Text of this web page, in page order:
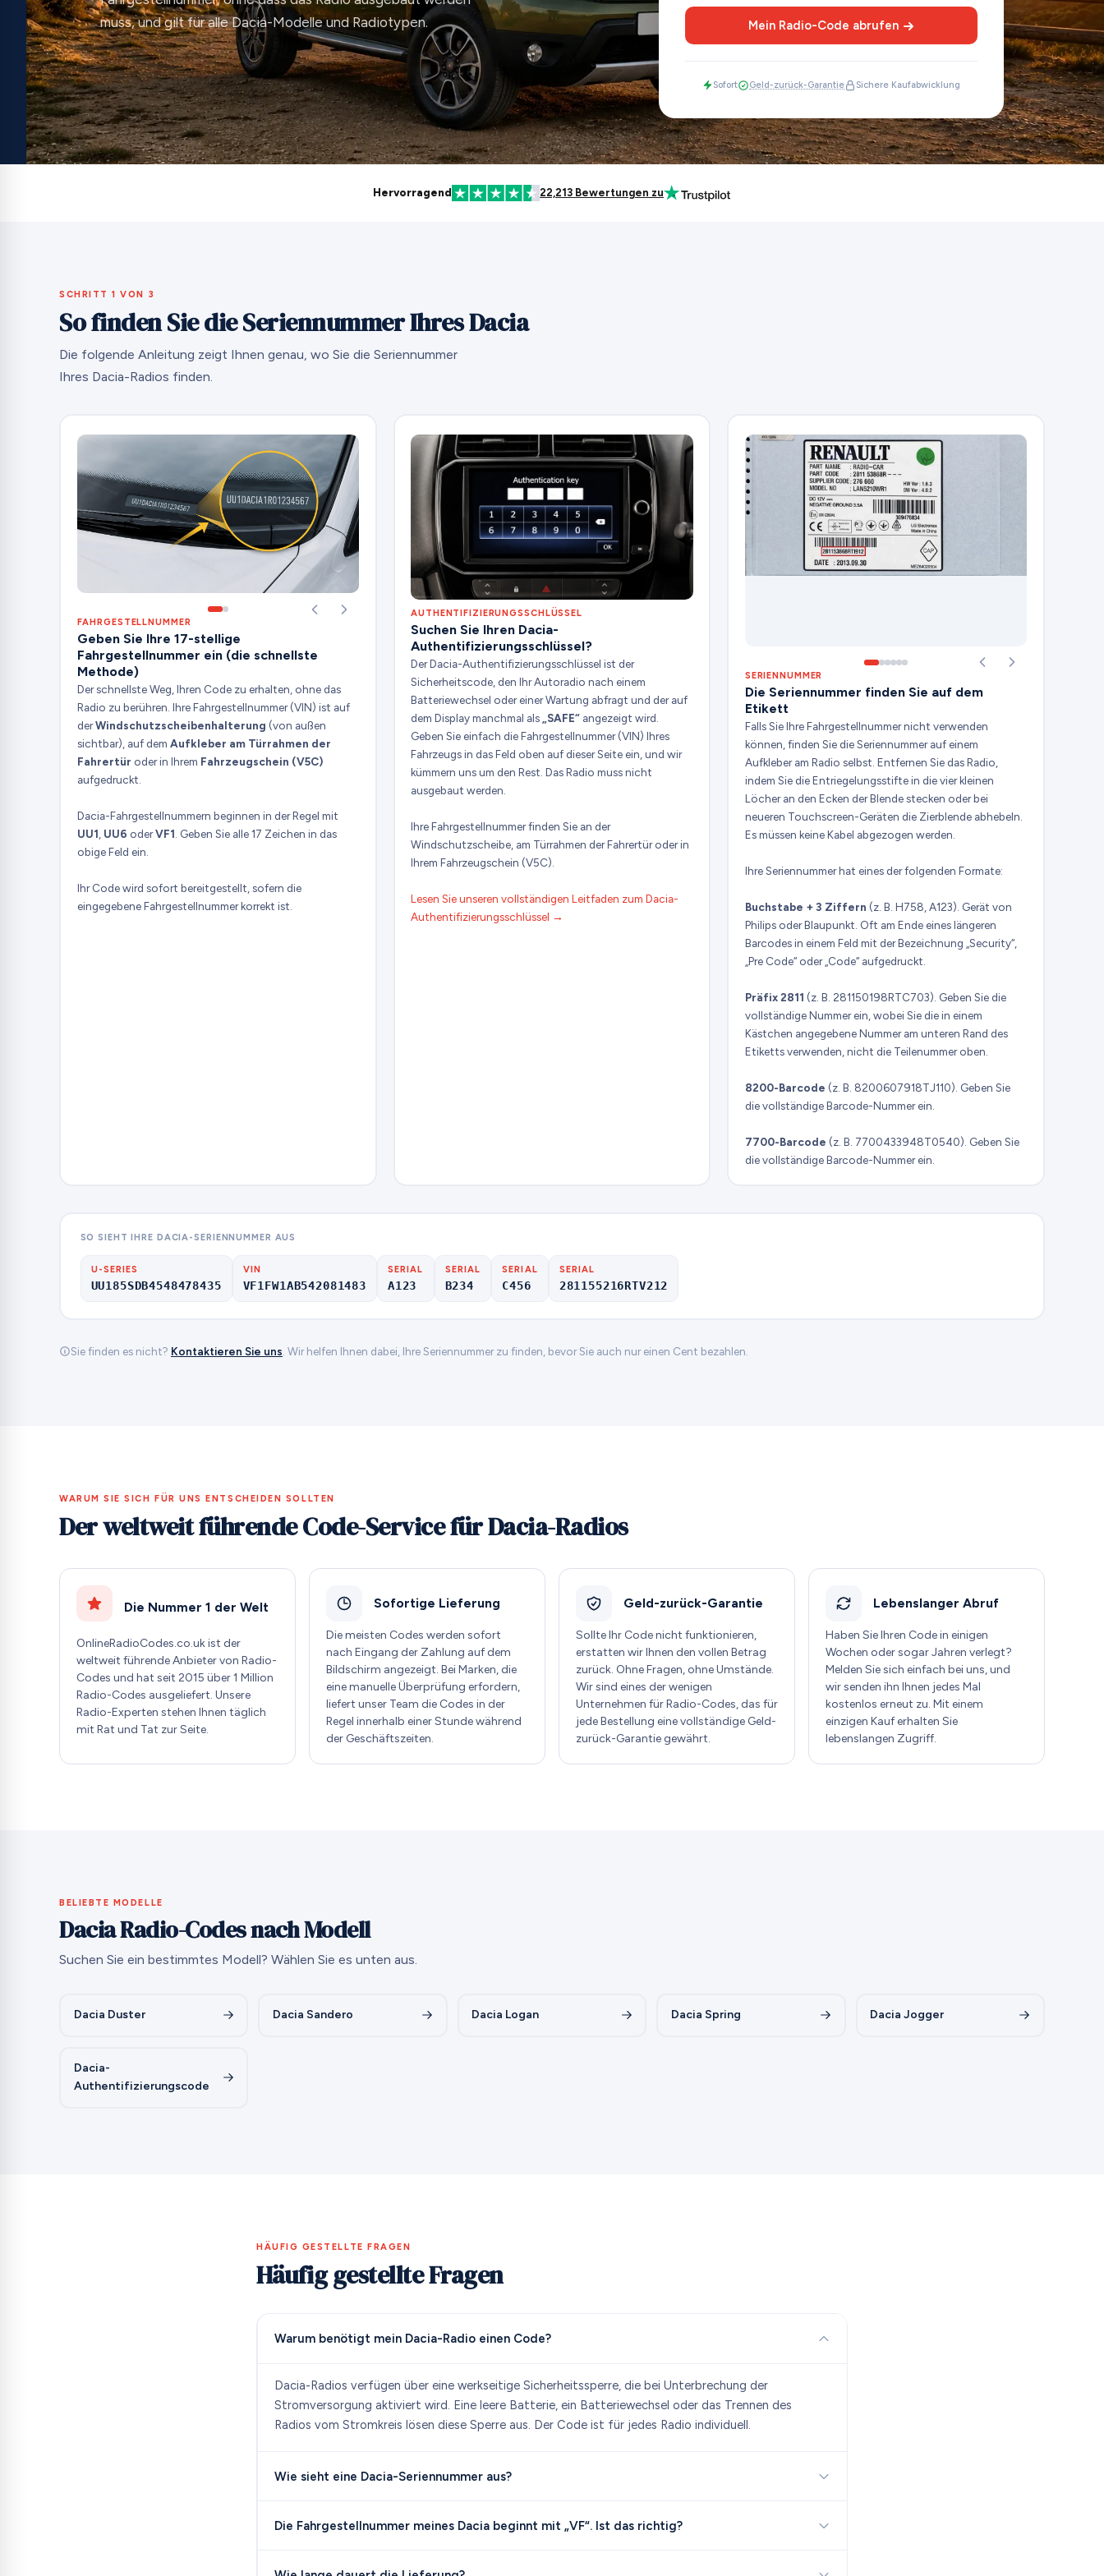
muss, und gilt für alle Dacia-Modelle und Radiotypen.
Mein Radio-Code abrufen
Sofort Geld-zurück-Garantie Sichere Kaufabwicklung
Hervorragend 22,213 Bewertungen zu
SCHRITT 1 VON 3
So finden Sie die Seriennummer Ihres Dacia
Die folgende Anleitung zeigt Ihnen genau, wo Sie die Seriennummer
Ihres Dacia-Radios finden.
FAHRGESTELLNUMMER
Geben Sie Ihre 17-stellige
Fahrgestellnummer ein (die schnellste
Methode)
Der schnellste Weg, Ihren Code zu erhalten, ohne das
Radio zu berühren. Ihre Fahrgestellnummer (VIN) ist auf
derWindschutzscheibenhalterung (von außen
sichtbar), auf dem Aufkleber am Türrahmen der
Fahrertür oder in Ihrem Fahrzeugschein (V5C)
aufgedruckt.
Dacia-Fahrgestellnummern beginnen in der Regel mit
UU1, UU6 oderVF1. Geben Sie alle 17 Zeichen in das
obige Feld ein.
Ihr Code wird sofort bereitgestellt, sofern die
eingegebene Fahrgestellnummer korrekt ist.
AUTHENTIFIZIERUNGSSCHLÜSSEL
Suchen Sie Ihren Dacia-
Authentifizierungsschlüssel?
Der Dacia-Authentifizierungsschlüssel ist der
Sicherheitscode, den Ihr Autoradio nach einem
Batteriewechsel oder einer Wartung abfragt und der auf
dem Display manchmal als
„SAFE“ angezeigt wird.
Geben Sie einfach die Fahrgestellnummer (VIN) Ihres
Fahrzeugs in das Feld oben auf dieser Seite ein, und wir
kümmern uns um den Rest. Das Radio muss nicht
ausgebaut werden.
Ihre Fahrgestellnummer finden Sie an der
Windschutzscheibe, am Türrahmen der Fahrertür oder in
Ihrem Fahrzeugschein (V5C).
Lesen Sie unseren vollständigen Leitfaden zum Dacia-
Authentifizierungsschlüssel →
SERIENNUMMER
Die Seriennummer finden Sie auf dem
Etikett
Falls Sie Ihre Fahrgestellnummer nicht verwenden
können, finden Sie die Seriennummer auf einem
Aufkleber am Radio selbst. Entfernen Sie das Radio,
indem Sie die Entriegelungsstifte in die vier kleinen
Löcher an den Ecken der Blende stecken oder bei
neueren Touchscreen-Geräten die Zierblende abhebeln.
Es müssen keine Kabel abgezogen werden.
Ihre Seriennummer hat eines der folgenden Formate:
Buchstabe + 3 Ziffern (z. B. H758, A123). Gerät von
Philips oder Blaupunkt. Oft am Ende eines längeren
Barcodes in einem Feld mit der Bezeichnung „Security“,
„Pre Code“ oder „Code“ aufgedruckt.
Präfix 2811 (z. B. 281150198RTC703). Geben Sie die
vollständige Nummer ein, wobei Sie die in einem
Kästchen angegebene Nummer am unteren Rand des
Etiketts verwenden, nicht die Teilenummer oben.
8200-Barcode (z. B. 8200607918TJ110). Geben Sie
die vollständige Barcode-Nummer ein.
7700-Barcode (z. B. 7700433948T0540). Geben Sie
die vollständige Barcode-Nummer ein.
SO SIEHT IHRE DACIA-SERIENNUMMER AUS
U-SERIES
UU185SDB4548478435
VIN
VF1FW1AB542081483
SERIAL
A123
SERIAL
B234
SERIAL
C456
SERIAL
281155216RTV212
Sie finden es nicht? Kontaktieren Sie uns . Wir helfen Ihnen dabei, Ihre Seriennummer zu finden, bevor Sie auch nur einen Cent bezahlen.
WARUM SIE SICH FÜR UNS ENTSCHEIDEN SOLLTEN
Der weltweit führende Code-Service für Dacia-Radios
Die Nummer 1 der Welt
OnlineRadioCodes.co.uk ist der
weltweit führende Anbieter von Radio-
Codes und hat seit 2015 über 1 Million
Radio-Codes ausgeliefert. Unsere
Radio-Experten stehen Ihnen täglich
mit Rat und Tat zur Seite.
Sofortige Lieferung
Die meisten Codes werden sofort
nach Eingang der Zahlung auf dem
Bildschirm angezeigt. Bei Marken, die
eine manuelle Überprüfung erfordern,
liefert unser Team die Codes in der
Regel innerhalb einer Stunde während
der Geschäftszeiten.
Geld-zurück-Garantie
Sollte Ihr Code nicht funktionieren,
erstatten wir Ihnen den vollen Betrag
zurück. Ohne Fragen, ohne Umstände.
Wir sind eines der wenigen
Unternehmen für Radio-Codes, das für
jede Bestellung eine vollständige Geld-
zurück-Garantie gewährt.
Lebenslanger Abruf
Haben Sie Ihren Code in einigen
Wochen oder sogar Jahren verlegt?
Melden Sie sich einfach bei uns, und
wir senden ihn Ihnen jedes Mal
kostenlos erneut zu. Mit einem
einzigen Kauf erhalten Sie
lebenslangen Zugriff.
BELIEBTE MODELLE
Dacia Radio-Codes nach Modell
Suchen Sie ein bestimmtes Modell? Wählen Sie es unten aus.
Dacia Duster Dacia Sandero Dacia Logan Dacia Spring Dacia Jogger
Dacia-
Authentifizierungscode
HÄUFIG GESTELLTE FRAGEN
Häufig gestellte Fragen
Warum benötigt mein Dacia-Radio einen Code?
Dacia-Radios verfügen über eine werkseitige Sicherheitssperre, die bei Unterbrechung der
Stromversorgung aktiviert wird. Eine leere Batterie, ein Batteriewechsel oder das Trennen des
Radios vom Stromkreis lösen diese Sperre aus. Der Code ist für jedes Radio individuell.
Wie sieht eine Dacia-Seriennummer aus?
Die Fahrgestellnummer meines Dacia beginnt mit „VF“. Ist das richtig?